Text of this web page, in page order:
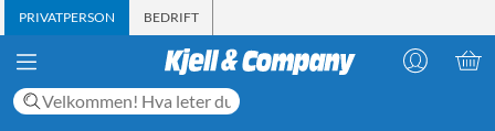
PRIVATPERSON BEDRIFT